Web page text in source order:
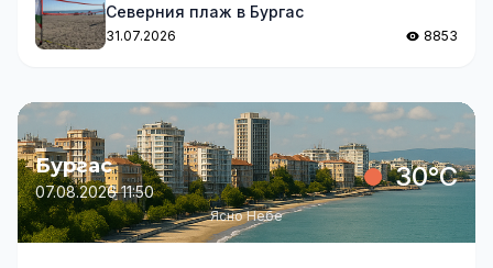
Северния плаж в Бургас
31.07.2026 8853
Бургас
07.08.2026 11:50 30°C
Ясно Небе